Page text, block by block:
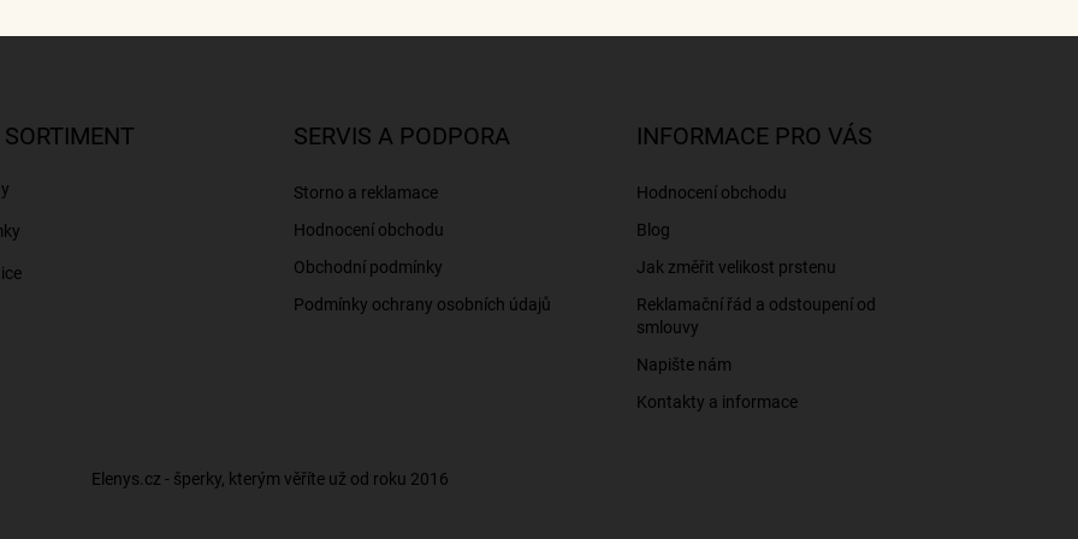
SERVIS A PODPORA
Storno a reklamace
Hodnocení obchodu
Obchodní podmínky
Podmínky ochrany osobních údajů
INFORMACE PRO VÁS
Hodnocení obchodu
Blog
Jak změřit velikost prstenu
Reklamační řád a odstoupení od
smlouvy
Napište nám
Kontakty a informace
Elenys.cz - šperky, kterým věříte už od roku 2016